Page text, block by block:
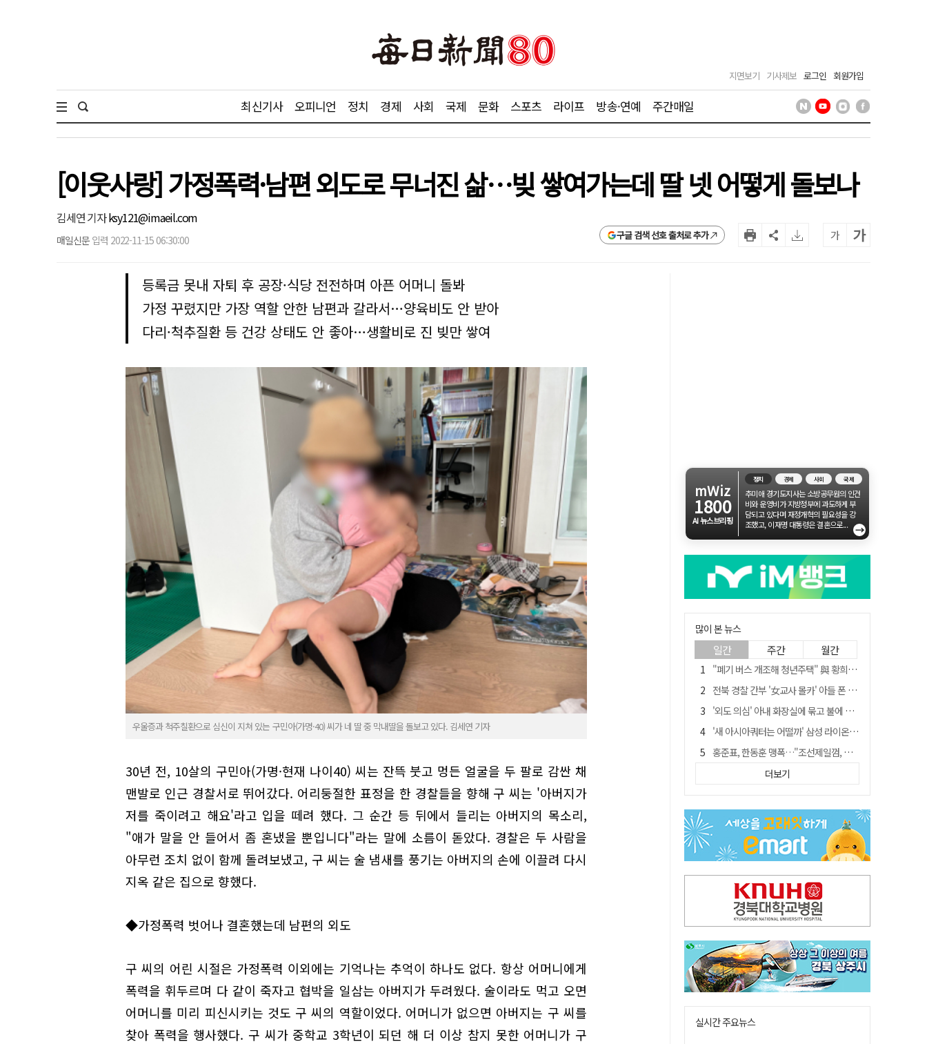
지면보기 기사제보 로그인 회원가입
최신기사 오피니언 정치 경제 사회 국제 문화 스포츠 라이프 방송·연예 주간매일
[이웃사랑] 가정폭력·남편 외도로 무너진 삶…빚 쌓여가는데 딸 넷 어떻게 돌보나
김세연 기자ksy121@imaeil.com
매일신문 입력 2022-11-15 06:30:00 구글 검색 선호 출처로 추가 가 가
등록금 못내 자퇴 후 공장·식당 전전하며 아픈 어머니 돌봐
가정 꾸렸지만 가장 역할 안한 남편과 갈라서…양육비도 안 받아
다리·척추질환 등 건강 상태도 안 좋아…생활비로 진 빚만 쌓여
우울증과 척주칠환으로 심신이 지쳐 있는 구민아(가명·40) 씨가 네 딸 중 막내딸을 돌보고 있다. 김세연 기자
30년 전, 10살의 구민아(가명·현재 나이40) 씨는 잔뜩 붓고 멍든 얼굴을 두 팔로 감싼 채
맨발로 인근 경찰서로 뛰어갔다. 어리둥절한 표정을 한 경찰들을 향해 구 씨는 '아버지가
저를 죽이려고 해요'라고 입을 떼려 했다. 그 순간 등 뒤에서 들리는 아버지의 목소리,
"애가 말을 안 들어서 좀 혼냈을 뿐입니다"라는 말에 소름이 돋았다. 경찰은 두 사람을
아무런 조치 없이 함께 돌려보냈고, 구 씨는 술 냄새를 풍기는 아버지의 손에 이끌려 다시
지옥 같은 집으로 향했다.
◆가정폭력 벗어나 결혼했는데 남편의 외도
구 씨의 어린 시절은 가정폭력 이외에는 기억나는 추억이 하나도 없다. 항상 어머니에게
폭력을 휘두르며 다 같이 죽자고 협박을 일삼는 아버지가 두려웠다. 술이라도 먹고 오면
어머니를 미리 피신시키는 것도 구 씨의 역할이었다. 어머니가 없으면 아버지는 구 씨를
찾아 폭력을 행사했다. 구 씨가 중학교 3학년이 되던 해 더 이상 참지 못한 어머니가 구
mWiz
1800
AI 뉴스브리핑
정치 경제 사회 국제
추미애 경기도지사는 소방공무원의 인건
비와 운영비가 지방정부에 과도하게 부
담되고 있다며 재정개혁의 필요성을 강
조했고, 이재명 대통령은 결혼으로...
→
많이 본 뉴스
일간 주간 월간
"폐기 버스 개조해 청년주택" 與 황희…'딸 학비는 年 4200만원'
전북 경찰 간부 '女교사 몰카' 아들 폰 부수고…"처벌 못하는 사안" 내부망에 글
'외도 의심' 아내 화장실에 묶고 불에 달군 공구로 고문…남편 검거
'새 아시아쿼터는 어떨까' 삼성 라이온즈, 새 얼굴 투수 미야모리 영입
홍준표, 한동훈 맹폭…"조선제일껌, 권력에 살고 권력에 죽었다"
[시사뒷담] MOU의 함정, 협약식이 투자 확정은 아니긴 해
'장윤기 사건' 피해 여고생 돕다가 다친 고교생, 의상자 인정
"경로당 통장에 비밀번호가 적혀 있다"…전국 돌며 경로당 13곳 턴 30대 구속
"내로남불·탁상공론"…황희 '버스 청년주택' 제안에 與 내부서도 쓴소리
더보기
실시간 주요뉴스